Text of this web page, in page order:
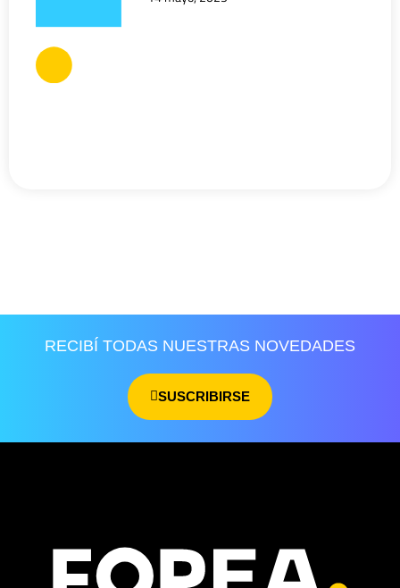
RECIBÍ TODAS NUESTRAS NOVEDADES
SUSCRIBIRSE